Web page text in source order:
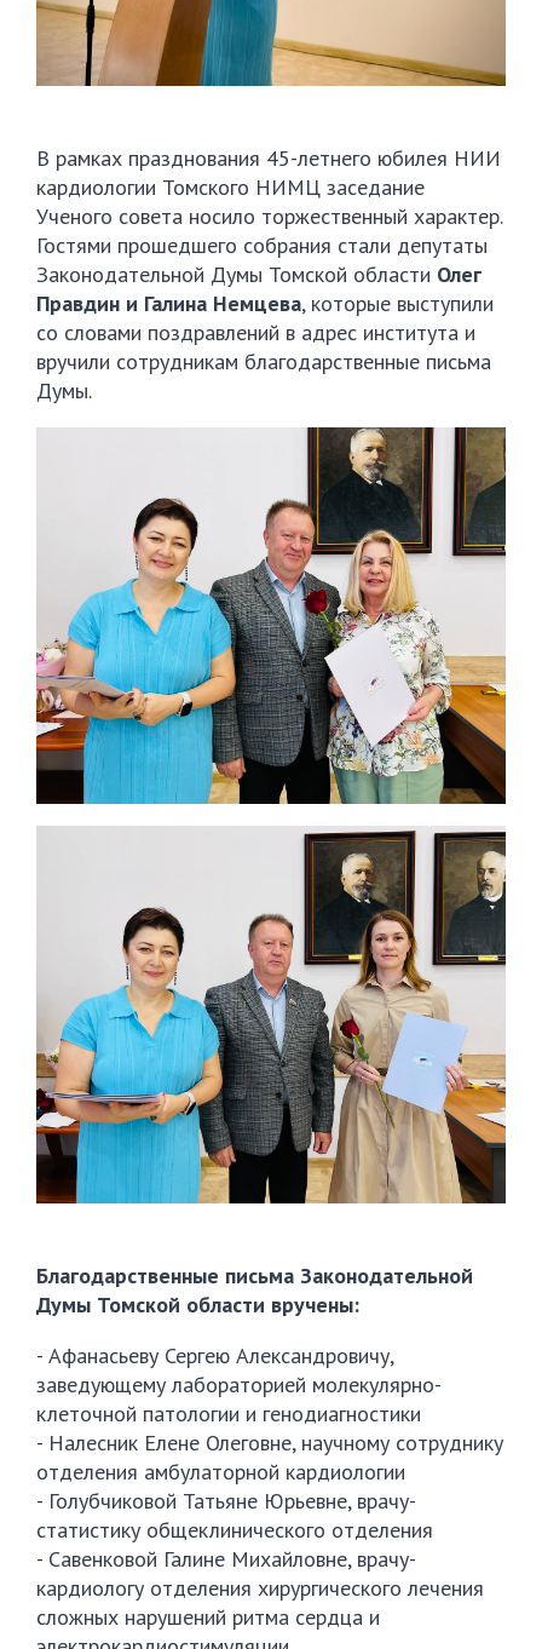
В рамках празднования 45-летнего юбилея НИИ
кардиологии Томского НИМЦ заседание
Ученого совета носило торжественный характер.
Гостями прошедшего собрания стали депутаты
Законодательной Думы Томской области Олег
Правдин и Галина Немцева, которые выступили
со словами поздравлений в адрес института и
вручили сотрудникам благодарственные письма
Думы.
Благодарственные письма Законодательной
Думы Томской области вручены:
- Афанасьеву Сергею Александровичу,
заведующему лабораторией молекулярно-
клеточной патологии и генодиагностики
- Налесник Елене Олеговне, научному сотруднику
отделения амбулаторной кардиологии
- Голубчиковой Татьяне Юрьевне, врачу-
статистику общеклинического отделения
- Савенковой Галине Михайловне, врачу-
кардиологу отделения хирургического лечения
сложных нарушений ритма сердца и